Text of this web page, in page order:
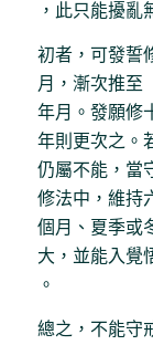
，此只能擾亂
初者，可發誓
月，漸次推至
年月。發願修
年則更次之。
仍屬不能，當
修法中，維持
個月、夏季或
大，並能入覺
。
總之，不能守